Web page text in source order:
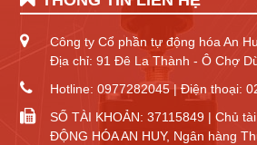
Công ty Cổ phần tự động hóa An
Địa chỉ: 91 Đê La Thành - Ô Chợ
Hotline: 0977282045 | Điện thoại:
SỐ TÀI KHOẢN: 37115849 | Chủ
ĐỘNG HÓA AN HUY, Ngân hàng